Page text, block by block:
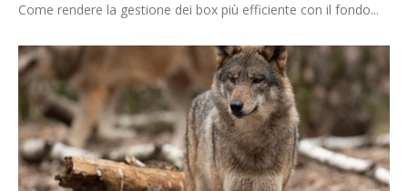
Come rendere la gestione dei box più efficiente con il fondo...